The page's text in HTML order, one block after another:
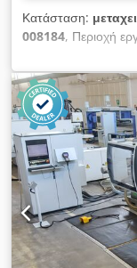
Κατάσταση:
008184, Περιοχή
εργασίας άξονας
στηρίγματα
Credpfxjyxmv Ne
άξονες Αριθμός